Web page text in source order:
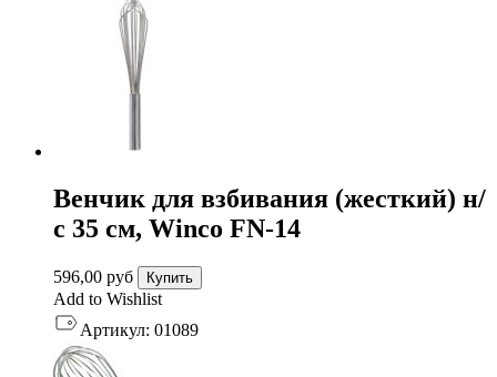
Венчик для взбивания (жесткий) н/
с 35 см, Winco FN-14
596,00 руб Купить
Add to Wishlist
Артикул: 01089